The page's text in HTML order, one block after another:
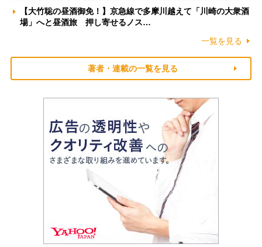
【大竹聡の昼酒御免！】京急線で多摩川越えて「川崎の大衆酒
場」へと昼酒旅 押し寄せるノス…
一覧を見る
著者・連載の一覧を見る